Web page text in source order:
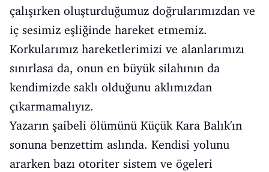
çalışırken oluşturduğumuz doğrularımızdan ve
iç sesimiz eşliğinde hareket etmemiz.
Korkularımız hareketlerimizi ve alanlarımızı
sınırlasa da, onun en büyük silahının da
kendimizde saklı olduğunu aklımızdan
çıkarmamalıyız.
Yazarın şaibeli ölümünü Küçük Kara Balık'ın
sonuna benzettim aslında. Kendisi yolunu
ararken bazı otoriter sistem ve ögeleri